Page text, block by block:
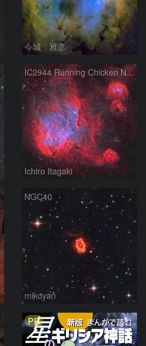
今城 雅彦
IC2944 Running Chicken Nebula
Ichiro Itagaki
NGC40
mikoyan
PR